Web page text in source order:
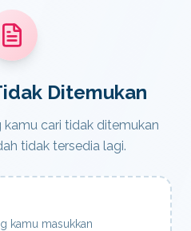
Ditemukan
kamu cari tidak ditemukan
tidak tersedia lagi.
kamu masukkan